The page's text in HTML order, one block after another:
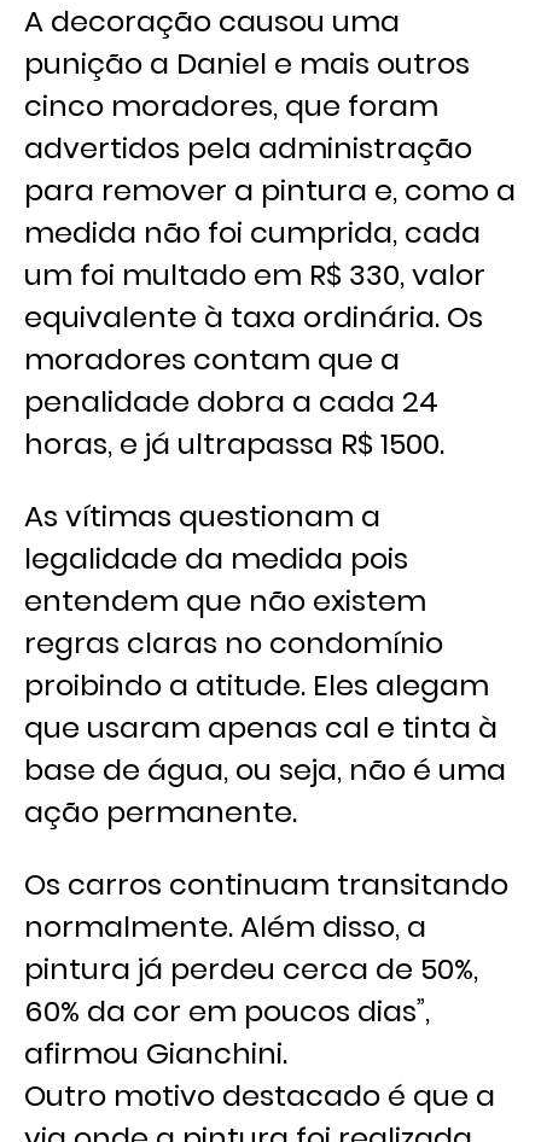
A decoração causou uma
punição a Daniel e mais outros
cinco moradores, que foram
advertidos pela administração
para remover a pintura e, como a
medida não foi cumprida, cada
um foi multado em R$ 330, valor
equivalente à taxa ordinária. Os
moradores contam que a
penalidade dobra a cada 24
horas, e já ultrapassa R$ 1500.
As vítimas questionam a
legalidade da medida pois
entendem que não existem
regras claras no condomínio
proibindo a atitude. Eles alegam
que usaram apenas cal e tinta à
base de água, ou seja, não é uma
ação permanente.
Os carros continuam transitando
normalmente. Além disso, a
pintura já perdeu cerca de 50%,
60% da cor em poucos dias”,
afirmou Gianchini.
Outro motivo destacado é que a